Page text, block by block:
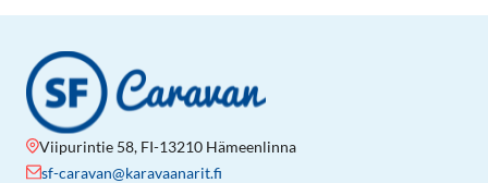
Viipurintie 58, FI-13210 Hämeenlinna
sf-caravan@karavaanarit.fi